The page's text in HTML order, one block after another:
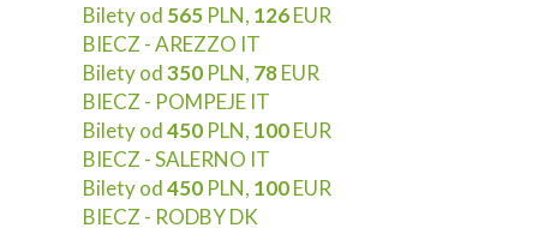
Bilety od 565 PLN, 126EUR
BIECZ - AREZZO IT
Bilety od350 PLN, 78EUR
BIECZ - POMPEJE IT
Bilety od450 PLN, 100EUR
BIECZ - SALERNO IT
Bilety od450 PLN, 100EUR
BIECZ - RODBY DK